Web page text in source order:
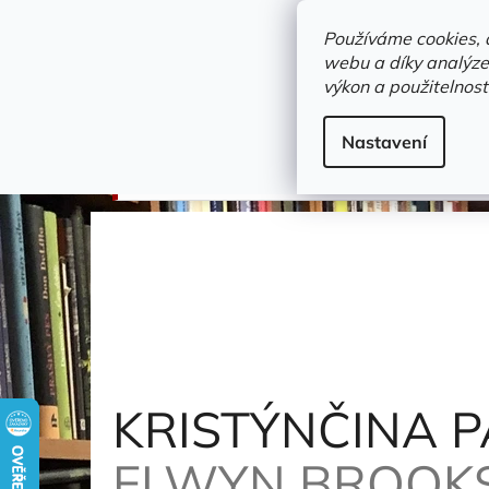
Používáme
webu a díky
výkon a
Nastavení
Novinky Trvalky a
KRISTÝNČINA PAVUČINA (AUDIOKNIHA )
KRISTÝNČINA